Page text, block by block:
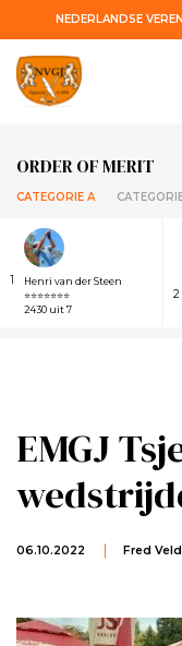
NEDERLANDSE
ORDER OF MERIT
CATEGORIE A
1
Henri van der Steen
⭐⭐⭐⭐⭐⭐⭐
2430 uit 7
2
EMGJ
06.10.2022 Fred